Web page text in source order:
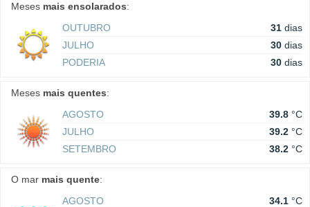
Meses mais ensolarados:
OUTUBRO
31 dias
JULHO
30 dias
PODERIA
30 dias
Meses mais quentes:
AGOSTO
39.8 °C
JULHO
39.2 °C
SETEMBRO
38.2 °C
O mar mais quente:
AGOSTO
34.1 °C